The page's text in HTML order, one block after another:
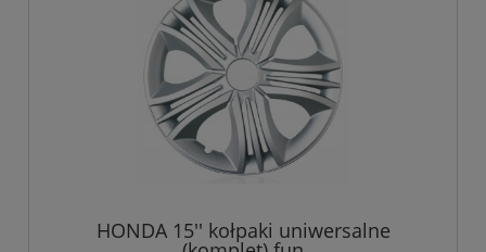
HONDA 15'' kołpaki uniwersalne